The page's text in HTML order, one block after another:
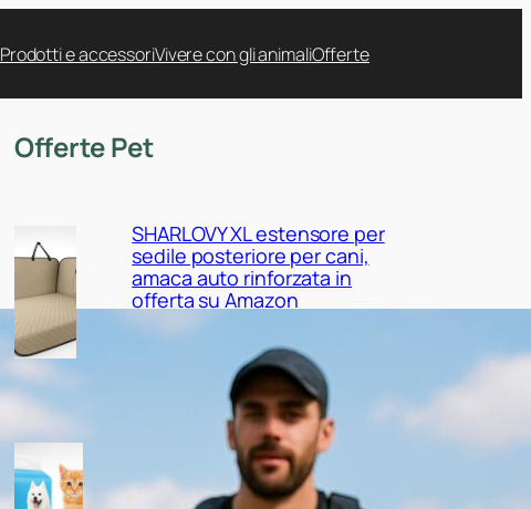
Prodotti e accessoriVivere con gli animaliOfferte
Offerte Pet
SHARLOVY XL estensore per
sedile posteriore per cani,
amaca auto rinforzata in
offerta su Amazon
Nobleza tappetini igienici per
cani 120 pezzi, scorta maxi a
prezzo ribassato su Amazon